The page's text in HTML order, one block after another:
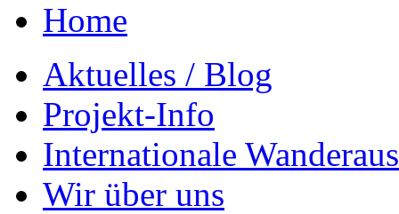
Home
Aktuelles / Blog
Projekt-Info
Internationale
Wir über uns